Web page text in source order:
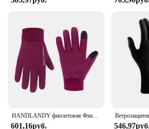
components.
Designed for the cycling enthusiast
let the cold weather deter their rides,
are engineered to be windproof and
Whether you're navigating through
or simply enjoying a chilly morning
gloves will keep your hands dry and
conductive fingertips allow for
of touchscreen devices, making them
for any cyclist who values
functionality. The gloves' robust
HANDLANDY фиолетовая Флисовая теплая подкладка сенсорный экран Силиконовая ручка для бега зимние велосипедные перчатки для женщин
601,16руб.